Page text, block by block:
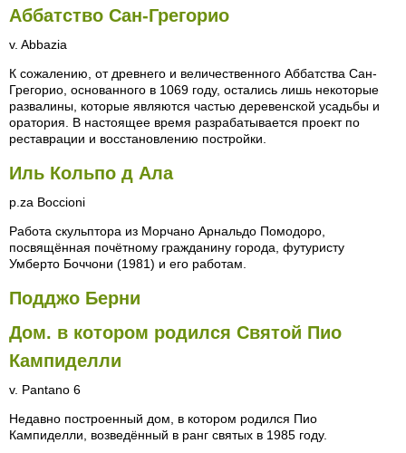
Аббатство Сан-Грегорио
v. Abbazia
К сожалению, от древнего и величественного Аббатства Сан-
Грегорио, основанного в 1069 году, остались лишь некоторые
развалины, которые являются частью деревенской усадьбы и
оратория. В настоящее время разрабатывается проект по
реставрации и восстановлению постройки.
Иль Кольпо д Ала
p.za Boccioni
Работа скульптора из Морчано Арнальдо Помодоро,
посвящённая почётному гражданину города, футуристу
Умберто Боччони (1981) и его работам.
Подджо Берни
Дом. в котором родился Святой Пио
Кампиделли
v. Pantano 6
Недавно построенный дом, в котором родился Пио
Кампиделли, возведённый в ранг святых в 1985 году.